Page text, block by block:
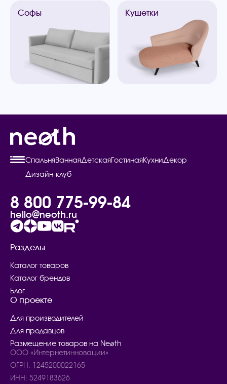
Софы Кушетки
СпальняВаннаяДетскаяГостинаяКухниДекор
Дизайн-клуб
8 800 775-99-84
hello@neoth.ru
Разделы
Каталог товаров
Каталог брендов
Блог
О проекте
Для производителей
Для продавцов
Размещение товаров на Neøth
ООО «Интернетинновации»
ОГРН: 1245200022165
ИНН: 5249183626